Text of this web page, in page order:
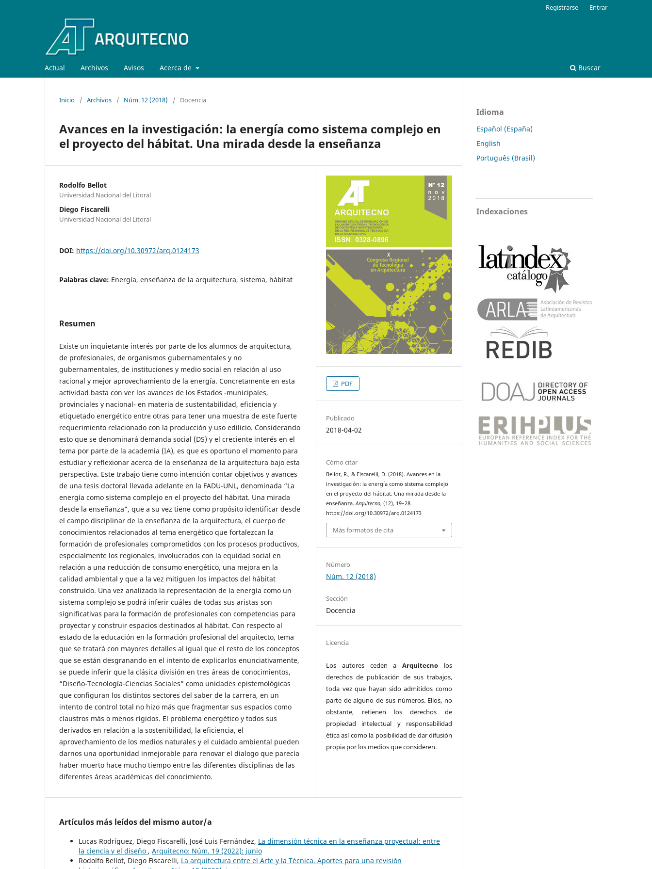
Actual Archivos Avisos Acerca de Buscar
Registrarse Entrar
Inicio / Archivos / Núm. 12 (2018) / Docencia
Avances en la investigación: la energía como sistema complejo en
el proyecto del hábitat. Una mirada desde la enseñanza
Rodolfo Bellot
Universidad Nacional del Litoral
Diego Fiscarelli
Universidad Nacional del Litoral
DOI: https://doi.org/10.30972/arq.0124173
Palabras clave: Energía, enseñanza de la arquitectura, sistema, hábitat
Resumen
Existe un inquietante interés por parte de los alumnos de arquitectura,
de profesionales, de organismos gubernamentales y no
gubernamentales, de instituciones y medio social en relación al uso
racional y mejor aprovechamiento de la energía. Concretamente en esta
actividad basta con ver los avances de los Estados -municipales,
provinciales y nacional- en materia de sustentabilidad, eficiencia y
etiquetado energético entre otras para tener una muestra de este fuerte
requerimiento relacionado con la producción y uso edilicio. Considerando
esto que se denominará demanda social (DS) y el creciente interés en el
tema por parte de la academia (IA), es que es oportuno el momento para
estudiar y reflexionar acerca de la enseñanza de la arquitectura bajo esta
perspectiva. Este trabajo tiene como intención contar objetivos y avances
de una tesis doctoral llevada adelante en la FADU-UNL, denominada “La
energía como sistema complejo en el proyecto del hábitat. Una mirada
desde la enseñanza”, que a su vez tiene como propósito identificar desde
el campo disciplinar de la enseñanza de la arquitectura, el cuerpo de
conocimientos relacionados al tema energético que fortalezcan la
formación de profesionales comprometidos con los procesos productivos,
especialmente los regionales, involucrados con la equidad social en
relación a una reducción de consumo energético, una mejora en la
calidad ambiental y que a la vez mitiguen los impactos del hábitat
construido. Una vez analizada la representación de la energía como un
sistema complejo se podrá inferir cuáles de todas sus aristas son
significativas para la formación de profesionales con competencias para
proyectar y construir espacios destinados al hábitat. Con respecto al
estado de la educación en la formación profesional del arquitecto, tema
que se tratará con mayores detalles al igual que el resto de los conceptos
que se están desgranando en el intento de explicarlos enunciativamente,
se puede inferir que la clásica división en tres áreas de conocimientos,
“Diseño-Tecnología-Ciencias Sociales” como unidades epistemológicas
que configuran los distintos sectores del saber de la carrera, en un
intento de control total no hizo más que fragmentar sus espacios como
claustros más o menos rígidos. El problema energético y todos sus
derivados en relación a la sostenibilidad, la eficiencia, el
aprovechamiento de los medios naturales y el cuidado ambiental pueden
darnos una oportunidad inmejorable para renovar el dialogo que parecía
haber muerto hace mucho tiempo entre las diferentes disciplinas de las
diferentes áreas académicas del conocimiento.
PDF
Publicado
2018-04-02
Cómo citar
Bellot, R., & Fiscarelli, D. (2018). Avances en la
investigación: la energía como sistema complejo
en el proyecto del hábitat. Una mirada desde la
enseñanza.Arquitecno, (12), 19–28.
https://doi.org/10.30972/arq.0124173
Más formatos de cita
Número
Núm. 12 (2018)
Sección
Docencia
Licencia
Los autores ceden aArquitecno los
derechos de publicación de sus trabajos,
toda vez que hayan sido admitidos como
parte de alguno de sus números. Ellos, no
obstante, retienen los derechos de
propiedad intelectual y responsabilidad
ética así como la posibilidad de dar difusión
propia por los medios que consideren.
Artículos más leídos del mismo autor/a
Lucas Rodríguez, Diego Fiscarelli, José Luis Fernández, La dimensión técnica en la enseñanza proyectual: entre
la ciencia y el diseño , Arquitecno: Núm. 19 (2022): junio
Rodolfo Bellot, Diego Fiscarelli, La arquitectura entre el Arte y la Técnica. Aportes para una revisión
Idioma
Español (España)
English
Português (Brasil)
Indexaciones